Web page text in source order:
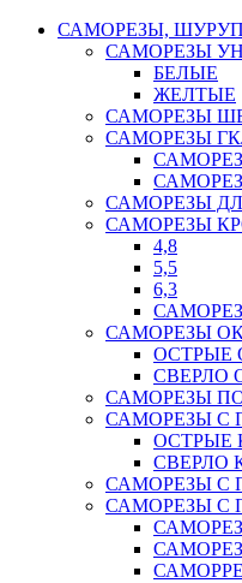
САМОРЕЗЫ,
САМОРЕЗЫ
БЕЛЫЕ
ЖЕЛТЫЕ
САМОРЕЗЫ
САМОРЕЗЫ
САМОРЕЗЫ
САМОРЕЗЫ
4,8
5,5
6,3
САМОРЕЗЫ
ОСТРЫЕ
СВЕРЛО
САМОРЕЗЫ
САМОРЕЗЫ С
ОСТРЫЕ
СВЕРЛО
САМОРЕЗЫ С
САМОРЕЗЫ С